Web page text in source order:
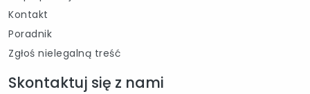
Kontakt
Poradnik
Zgłoś nielegalną treść
Skontaktuj się z nami